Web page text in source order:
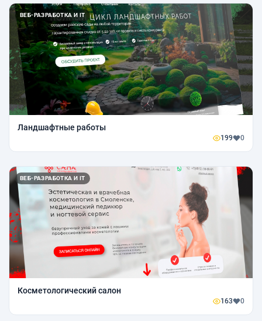
ВЕБ-РАЗРАБОТКА И IT
Ландшафтные работы
199 0
ВЕБ-РАЗРАБОТКА И IT
Косметологический салон
163 0